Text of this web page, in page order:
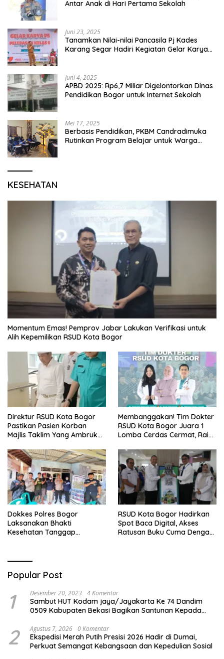
Antar Anak di Hari Pertama Sekolah
Juni 23, 2025
Tanamkan Nilai-nilai Pancasila Pj Kades
Karang Segar Hadiri Kegiatan Gelar Karya
Juni 4, 2025
APBD 2025: Rp6,7 Miliar Digelontorkan Dinas
Pendidikan Bogor untuk Internet Sekolah
Mei 17, 2025
Berbasis Pendidikan, PKBM Candradimuka
Rutinkan Program Belajar untuk Warga
KESEHATAN
Momentum Emas! Pemprov Jabar Lakukan Verifikasi untuk
Alih Kepemilikan RSUD Kota Bogor
Direktur RSUD Kota Bogor
Pastikan Pasien Korban
Majlis Taklim Yang Ambruk
Perawatan Maksimal
Membanggakan! Tim Dokter
RSUD Kota Bogor Juara 1
Lomba Cerdas Cermat, Raih
Se-Bogor
Dokkes Polres Bogor
Laksanakan Bhakti
Kesehatan Tanggap
RSUD Kota Bogor Hadirkan
Spot Baca Digital, Akses
Ratusan Buku Cuma Dengan
Popular Post
1 Desember 20, 2023 4 Komentar
Sambut HUT Kodam jaya/Jayakarta Ke 74 Dandim
0509 Kabupaten Bekasi Bagikan Santunan Kepada
2 Agustus 7, 2026 0 Komentar
Ekspedisi Merah Putih Presisi 2026 Hadir di Dumai,
Perkuat Semangat Kebangsaan dan Kepedulian Sosial